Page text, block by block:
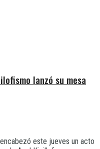
lanzó su mesa
este jueves un acto